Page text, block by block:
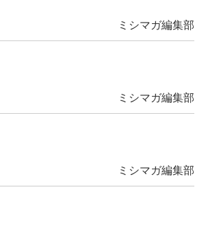
ミシマガ編集部
ミシマガ編集部
ミシマガ編集部